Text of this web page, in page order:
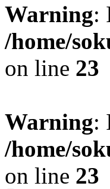
Warning:
/home/
on line 23
Warning:
/home/
on line 23